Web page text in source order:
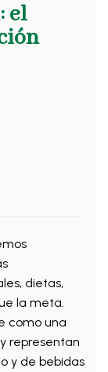
el
dietas,
la meta.
como una
representan
y de bebidas